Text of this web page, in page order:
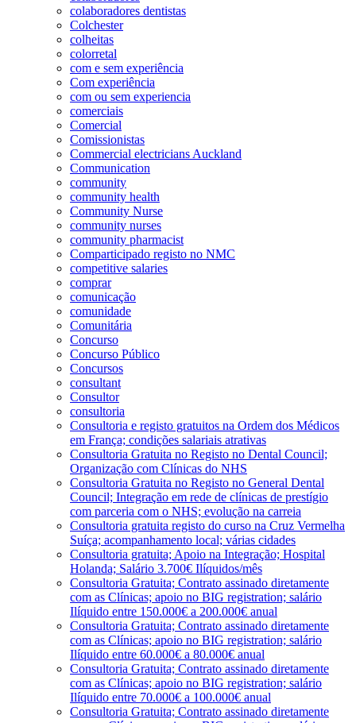
colaboradores dentistas
Colchester
colheitas
colorretal
com e sem experiência
Com experiência
com ou sem experiencia
comerciais
Comercial
Comissionistas
Commercial electricians Auckland
Communication
community
community health
Community Nurse
community nurses
community pharmacist
Comparticipado registo no NMC
competitive salaries
comprar
comunicação
comunidade
Comunitária
Concurso
Concurso Público
Concursos
consultant
Consultor
consultoria
Consultoria e registo gratuitos na Ordem dos Médicos
em França; condições salariais atrativas
Consultoria Gratuita no Registo no Dental Council;
Organização com Clínicas do NHS
Consultoria Gratuita no Registo no General Dental
Council; Integração em rede de clínicas de prestígio
com parceria com o NHS; evolução na carreia
Consultoria gratuita registo do curso na Cruz Vermelha
Suíça; acompanhamento local; várias cidades
Consultoria gratuita; Apoio na Integração; Hospital
Holanda; Salário 3.700€ Ilíquidos/mês
Consultoria Gratuita; Contrato assinado diretamente
com as Clínicas; apoio no BIG registration; salário
Ilíquido entre 150.000€ a 200.000€ anual
Consultoria Gratuita; Contrato assinado diretamente
com as Clínicas; apoio no BIG registration; salário
Ilíquido entre 60.000€ a 80.000€ anual
Consultoria Gratuita; Contrato assinado diretamente
com as Clínicas; apoio no BIG registration; salário
Ilíquido entre 70.000€ a 100.000€ anual
Consultoria Gratuita; Contrato assinado diretamente